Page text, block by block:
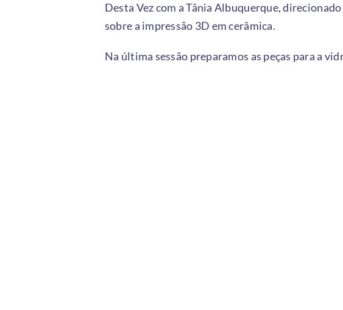
Desta Vez com a Tânia Albuquerque,
sobre a impressão 3D em cerâmica.
Na última sessão preparamos as peças para a